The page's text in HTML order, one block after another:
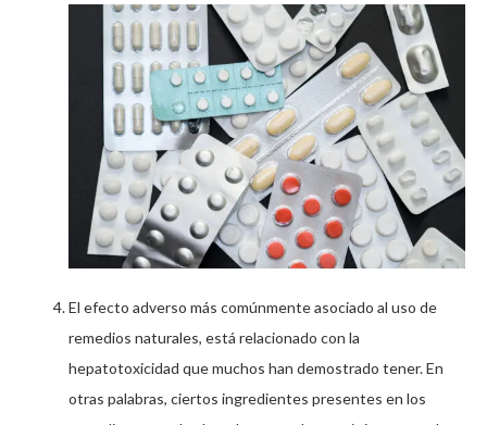
El efecto adverso más comúnmente asociado al uso de
remedios naturales, está relacionado con la
hepatotoxicidad que muchos han demostrado tener. En
otras palabras, ciertos ingredientes presentes en los